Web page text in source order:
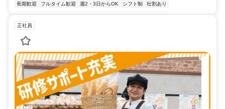
長期歓迎
フルタイム歓迎 週2・3日からOK シフト制 社割あり
正社員